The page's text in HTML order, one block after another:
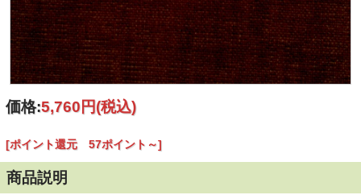
価格:5,760円(税込)
[ポイント還元 57ポイント～]
商品説明